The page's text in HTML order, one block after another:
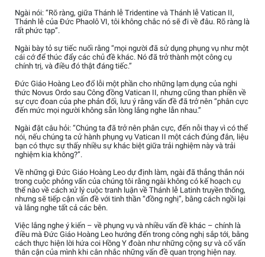
Ngài nói: “Rõ ràng, giữa Thánh lễ Tridentine và Thánh lễ Vatican II,
Thánh lễ của Đức Phaolô VI, tôi không chắc nó sẽ đi về đâu. Rõ ràng là
rất phức tạp”.
Ngài bày tỏ sự tiếc nuối rằng “mọi người đã sử dụng phụng vụ như một
cái cớ để thúc đẩy các chủ đề khác. Nó đã trở thành một công cụ
chính trị, và điều đó thật đáng tiếc.”
Đức Giáo Hoàng Leo đổ lỗi một phần cho những lạm dụng của nghi
thức Novus Ordo sau Công đồng Vatican II, nhưng cũng than phiền về
sự cực đoan của phe phản đối, lưu ý rằng vấn đề đã trở nên “phân cực
đến mức mọi người không sẵn lòng lắng nghe lẫn nhau.”
Ngài đặt câu hỏi: “Chúng ta đã trở nên phân cực, đến nỗi thay vì có thể
nói, nếu chúng ta cử hành phụng vụ Vatican II một cách đúng đắn, liệu
bạn có thực sự thấy nhiều sự khác biệt giữa trải nghiệm này và trải
nghiệm kia không?”.
Về những gì Đức Giáo Hoàng Leo dự định làm, ngài đã thẳng thắn nói
trong cuộc phỏng vấn của chúng tôi rằng ngài không có kế hoạch cụ
thể nào về cách xử lý cuộc tranh luận về Thánh lễ Latinh truyền thống,
nhưng sẽ tiếp cận vấn đề với tinh thần “đồng nghị”, bằng cách ngồi lại
và lắng nghe tất cả các bên.
Việc lắng nghe ý kiến – về phụng vụ và nhiều vấn đề khác – chính là
điều mà Đức Giáo Hoàng Leo hướng đến trong công nghị sắp tới, bằng
cách thực hiện lời hứa coi Hồng Y đoàn như những cộng sự và cố vấn
thân cận của mình khi cân nhắc những vấn đề quan trọng hiện nay.